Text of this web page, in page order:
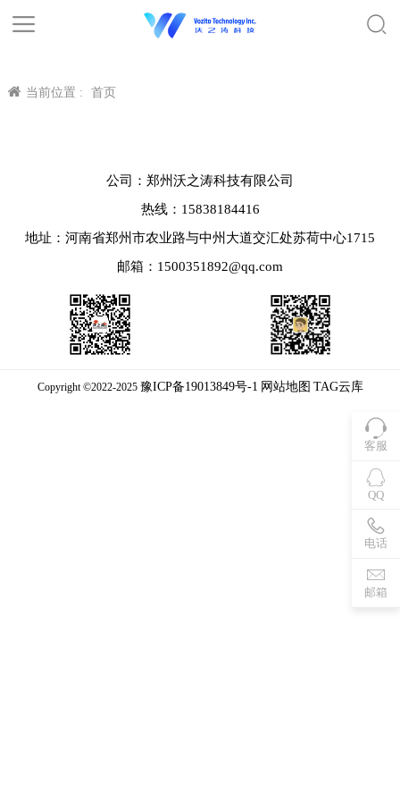
当前位置 : 首页
客服
QQ
电话
邮箱
公司：郑州沃之涛科技有限公司
热线：15838184416
地址：河南省郑州市农业路与中州大道交汇处苏荷中心1715
邮箱：1500351892@qq.com
Copyright ©2022-2025 豫ICP备19013849号-1 网站地图 TAG云库